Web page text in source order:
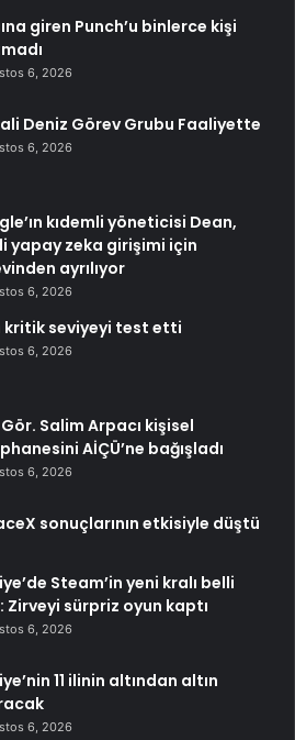
giren Punch’u binlerce kişi
6, 2026
Deniz Görev Grubu Faaliyette
6, 2026
kıdemli yöneticisi Dean,
yapay zeka girişimi için
ayrılıyor
6, 2026
kritik seviyeyi test etti
6, 2026
Salim Arpacı kişisel
AİÇÜ’ne bağışladı
6, 2026
sonuçlarının etkisiyle düştü
Steam’in yeni kralı belli
Zirveyi sürpriz oyun kaptı
6, 2026
11 ilinin altından altın
6, 2026